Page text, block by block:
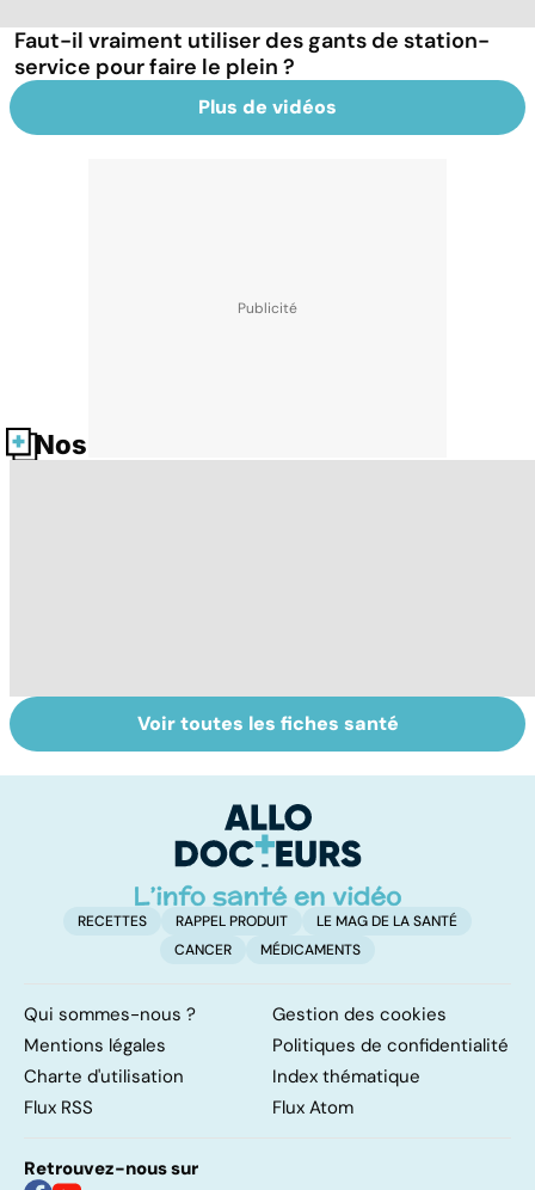
Faut-il vraiment utiliser des gants de station-
service pour faire le plein ?
Plus de vidéos
Nos fiches santé
Tout savoir sur
les infections
Inflammation des
amygdales : que
d'angine ?
Voir toutes les fiches santé
RECETTES RAPPEL PRODUIT
LE MAG DE LA SANTÉ
CANCER
MÉDICAMENTS
Qui sommes-nous ?
Gestion des cookies
Mentions légales
Politiques de confidentialité
Charte d'utilisation
Index thématique
Flux RSS
Flux Atom
Retrouvez-nous sur